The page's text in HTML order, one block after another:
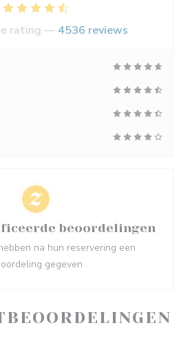
rating — 4536 reviews
beoordelingen
na hun reservering een
gegeven